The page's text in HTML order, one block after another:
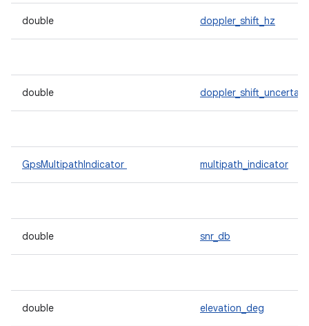
double doppler_shift_hz
double
GpsMultipathIndicator multipath_indicator
double snr_db
double elevation_deg